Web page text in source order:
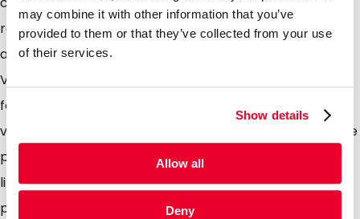
may combine it with other information that you’ve
provided to them or that they’ve collected from your use
of their services.
Show details
Allow all
Deny
renforcée avec languette rentrant sur les côtés, vos
articles seront bien conservés à lintérieur de la boîte.
Vos besoins seront satisfaits grâce à la diversité des
formats et des coloris proposés. Livrés à plat. Nous
vous offrons pour cet emballage une vaste gamme de
produits standards qui sont disponibles en stock
livrables sous 4-5 jours. De plus, sachez que nous
pouvons les personnaliser si vous souhaitez un autre